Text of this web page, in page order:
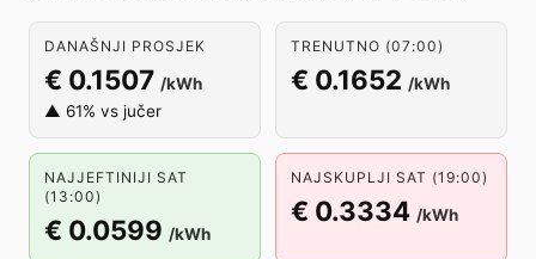
DANAŠNJI PROSJEK
€ 0.1507 /kWh
▲ 61% vs jučer
TRENUTNO (07:00)
€ 0.1652 /kWh
NAJJEFTINIJI SAT
(13:00)
€ 0.0599 /kWh
NAJSKUPLJI SAT (19:00)
€ 0.3334 /kWh